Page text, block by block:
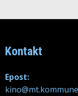
Kontakt
Epost: